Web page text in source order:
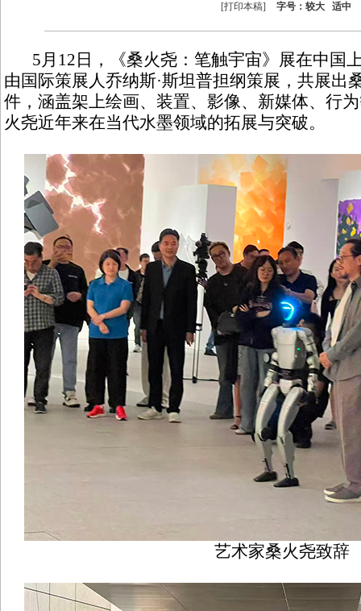
[打印本稿] 字号： 较大 适中
5月12日，《桑火尧：笔触宇宙》展在中国
由国际策展人乔纳斯·斯坦普担纲策展，共展出
件，涵盖架上绘画、装置、影像、新媒体、行
火尧近年来在当代水墨领域的拓展与突破。
艺术家桑火尧致辞